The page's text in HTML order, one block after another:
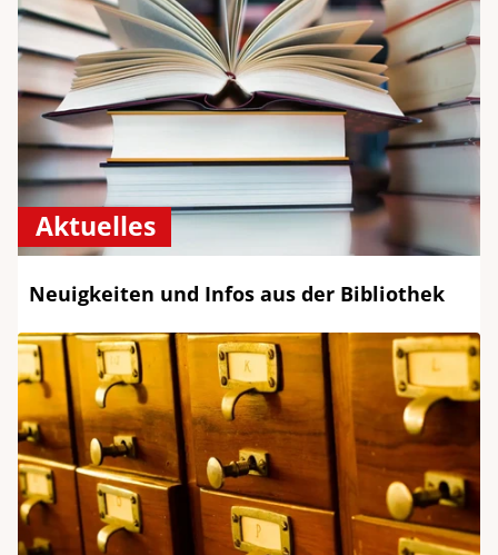
Aktuelles
Neuigkeiten und Infos aus der Bibliothek